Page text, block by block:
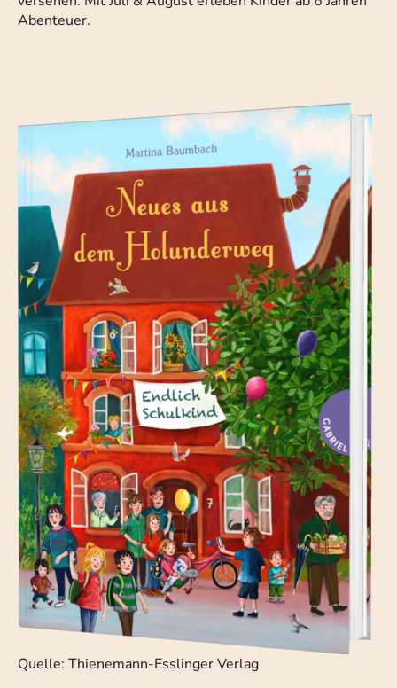
Abenteuer.
Quelle: Thienemann-Esslinger Verlag